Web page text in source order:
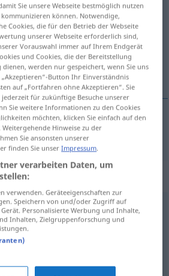
anklicken/antippen)
zügellos
für "zügellos"
hemmungslos
,sinnlich
Sie unsere Webseite bestmöglich nutzen
können. Notwendige,
Cookies, die für den Betrieb der Webseite
unserer Webseite erforderlich sind,
Vorauswahl immer auf Ihrem Endgerät
und Cookies, die der Bereitstellung
werden nur gespeichert, wenn Sie uns
Button Ihr Einverständnis
auf „Fortfahren ohne Akzeptieren“. Sie
für zukünftige Besuche unserer
Sie weitere Informationen zu den Cookies
möchten, klicken Sie einfach auf den
Hinweise zu der
Sie ansonsten unserer
finden Sie unserImpressum.
verarbeiten Daten, um
verwenden. Geräteeigenschaften zur
Speichern von und/oder Zugriff auf
Personalisierte Werbung und Inhalte,
Inhalten, Zielgruppenforschung und